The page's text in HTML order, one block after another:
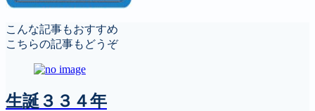
こんな記事もおすすめ
こちらの記事もどうぞ
生誕３３４年